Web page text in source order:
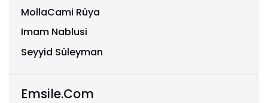
MollaCami Rüya
Imam Nablusi
Seyyid Süleyman
Emsile.Com